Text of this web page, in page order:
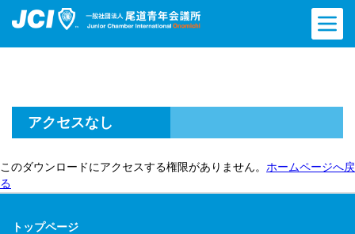
アクセスなし
このダウンロードにアクセスする権限がありません。 ホームページへ戻
る
トップページ